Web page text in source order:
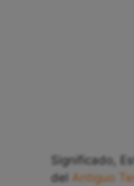
Significado,
del Antiguo